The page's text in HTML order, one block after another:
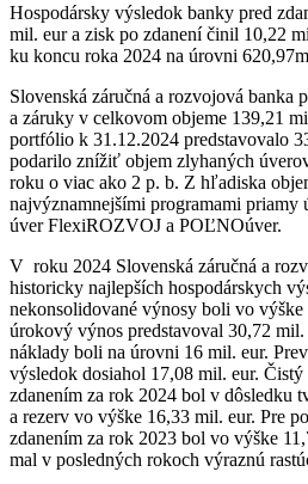
Hospodársky výsledok banky pred
mil. eur a zisk po zdanení činil 10,22
ku koncu roka 2024 na úrovni
Slovenská záručná a rozvojová banka
a záruky v celkovom objeme 139,21
portfólio k 31.12.2024 predstavovalo
podarilo znížiť objem zlyhaných
roku o viac ako 2 p. b. Z hľadiska
najvýznamnejšími programami priamy
úver FlexiROZVOJ a POĽNOúver.
V roku 2024 Slovenská záručná a
historicky najlepších hospodárskych
nekonsolidované výnosy boli vo
úrokový výnos predstavoval 30,72
náklady boli na úrovni 16 mil. eur.
výsledok dosiahol 17,08 mil. eur.
zdanením za rok 2024 bol v dôsledku
a rezerv vo výške 16,33 mil. eur. Pre
zdanením za rok 2023 bol vo výške
mal v posledných rokoch výraznú